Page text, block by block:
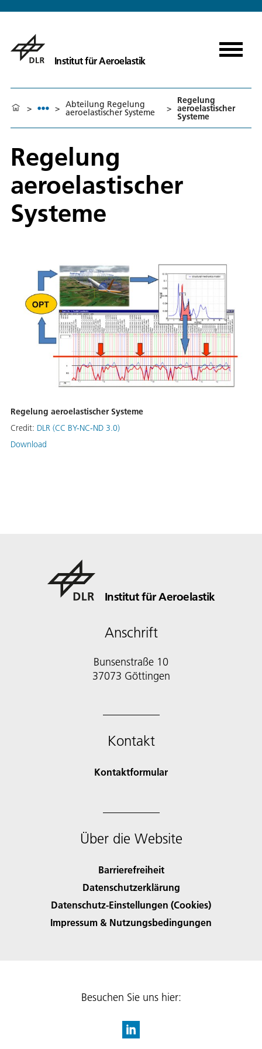
Institut für Aeroelastik
> > Abteilung Regelung
aeroelastischer Systeme >
Regelung
aeroelastischer
Systeme
Regelung
aeroelastischer
Systeme
Regelung aeroelastischer Systeme
Credit: DLR (CC BY-NC-ND 3.0)
Download
Institut für Aeroelastik
Anschrift
Bunsenstraße 10
37073 Göttingen
Kontakt
Kontaktformular
Über die Website
Barrierefreiheit
Datenschutzerklärung
Datenschutz-Einstellungen (Cookies)
Impressum & Nutzungsbedingungen
Besuchen Sie uns hier: